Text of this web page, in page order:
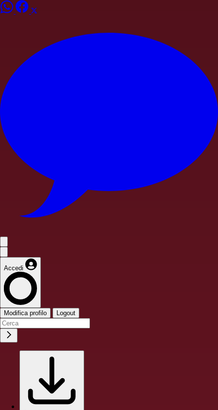
Accedi
Modifica profilo Logout